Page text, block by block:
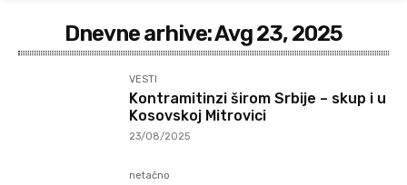
Dnevne arhive: Avg 23, 2025
VESTI
Kontramitinzi širom Srbije – skup i u
Kosovskoj Mitrovici
23/08/2025
netačno